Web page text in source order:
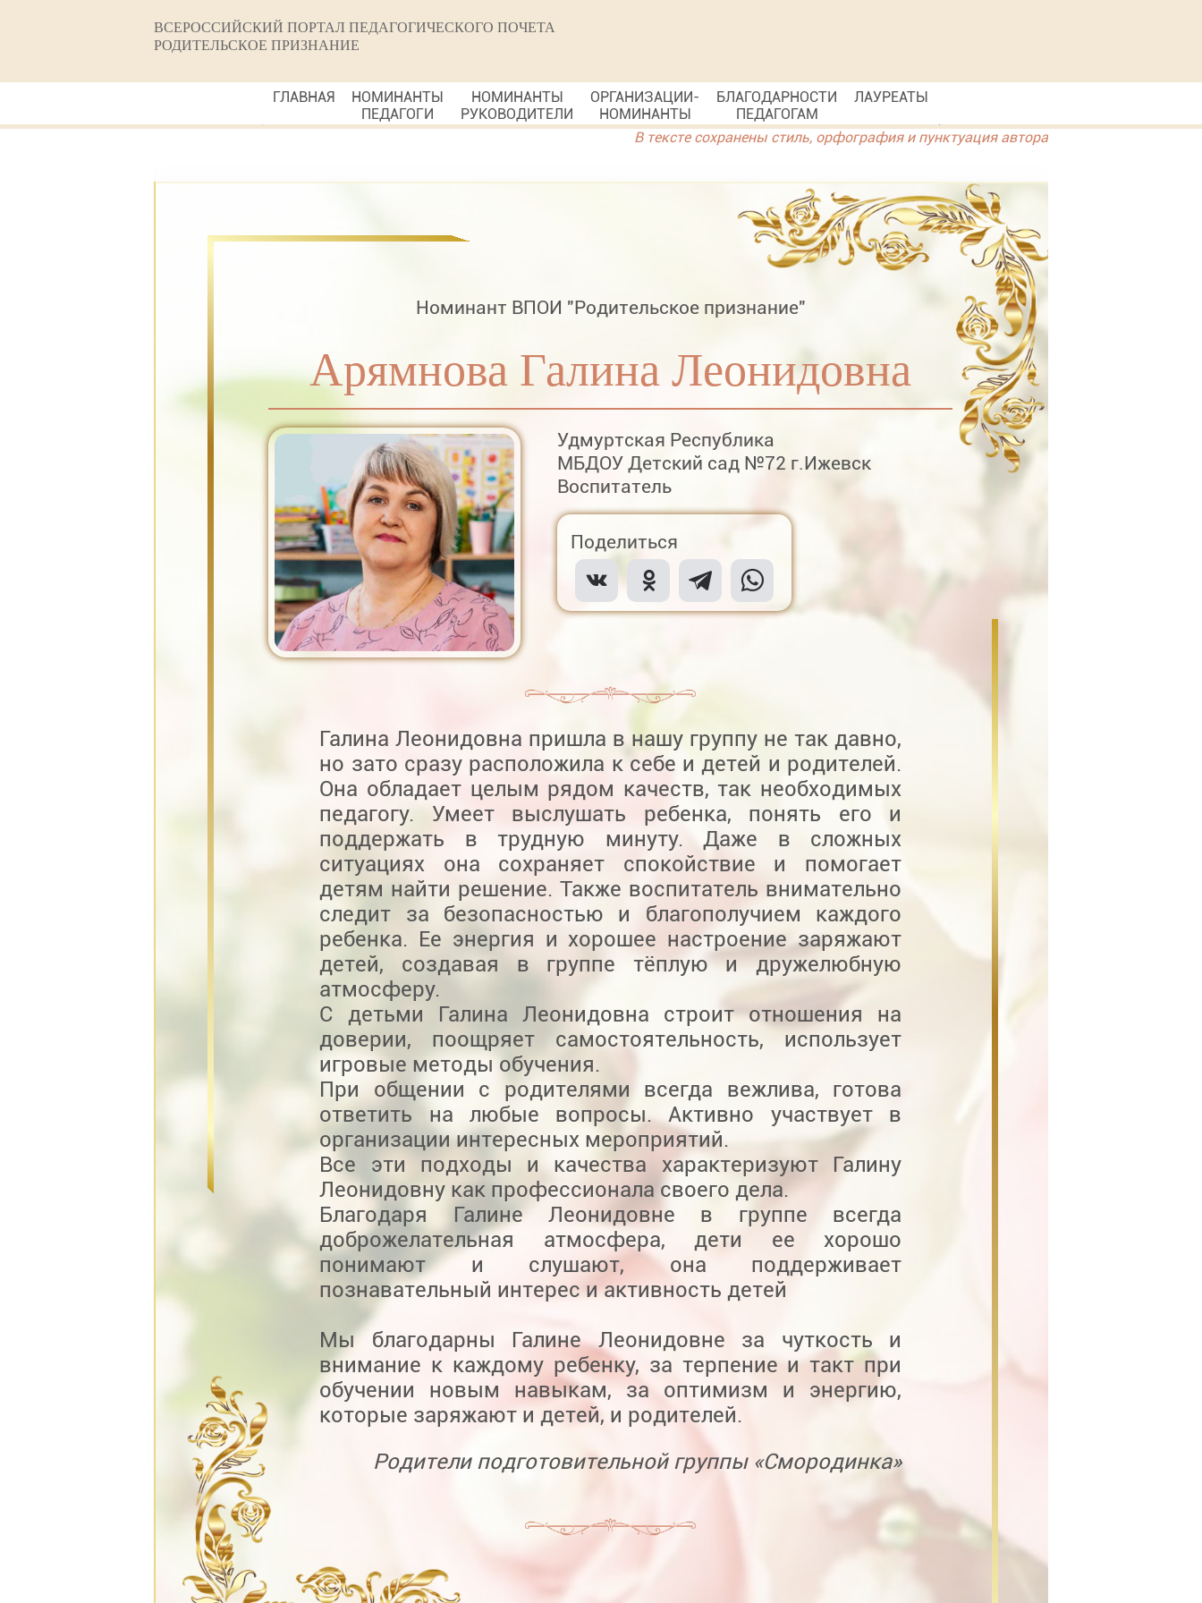
ВСЕРОССИЙСКИЙ ПОРТАЛ ПЕДАГОГИЧЕСКОГО ПОЧЕТА
РОДИТЕЛЬСКОЕ ПРИЗНАНИЕ
ГЛАВНАЯ
НОМИНАНТЫ
ПЕДАГОГИ
НОМИНАНТЫ
РУКОВОДИТЕЛИ
ОРГАНИЗАЦИИ-
НОМИНАНТЫ
БЛАГОДАРНОСТИ
ПЕДАГОГАМ
ЛАУРЕАТЫ
В тексте сохранены стиль, орфография и пунктуация автора
Номинант ВПОИ "Родительское признание"
Арямнова Галина Леонидовна
Удмуртская Республика
МБДОУ Детский сад №72 г.Ижевск
Воспитатель
Поделиться
Галина Леонидовна пришла в нашу группу не так давно,
но зато сразу расположила к себе и детей и родителей.
Она обладает целым рядом качеств, так необходимых
педагогу. Умеет выслушать ребенка, понять его и
поддержать в трудную минуту. Даже в сложных
ситуациях она сохраняет спокойствие и помогает
детям найти решение. Также воспитатель внимательно
следит за безопасностью и благополучием каждого
ребенка. Ее энергия и хорошее настроение заряжают
детей, создавая в группе тёплую и дружелюбную
атмосферу.
С детьми Галина Леонидовна строит отношения на
доверии, поощряет самостоятельность, использует
игровые методы обучения.
При общении с родителями всегда вежлива, готова
ответить на любые вопросы. Активно участвует в
организации интересных мероприятий.
Все эти подходы и качества характеризуют Галину
Леонидовну как профессионала своего дела.
Благодаря Галине Леонидовне в группе всегда
доброжелательная атмосфера, дети ее хорошо
понимают и слушают, она поддерживает
познавательный интерес и активность детей
Мы благодарны Галине Леонидовне за чуткость и
внимание к каждому ребенку, за терпение и такт при
обучении новым навыкам, за оптимизм и энергию,
которые заряжают и детей, и родителей.
Родители подготовительной группы «Смородинка»